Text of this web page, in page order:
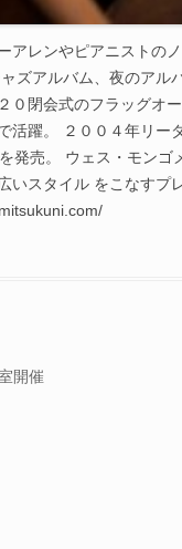
アレンやピアニストの
ズアルバム、夜のアル
０閉会式のフラッグオ
活躍。 ２００４年リ
発売。 ウェス・モン
いスタイル をこなすプ
開催